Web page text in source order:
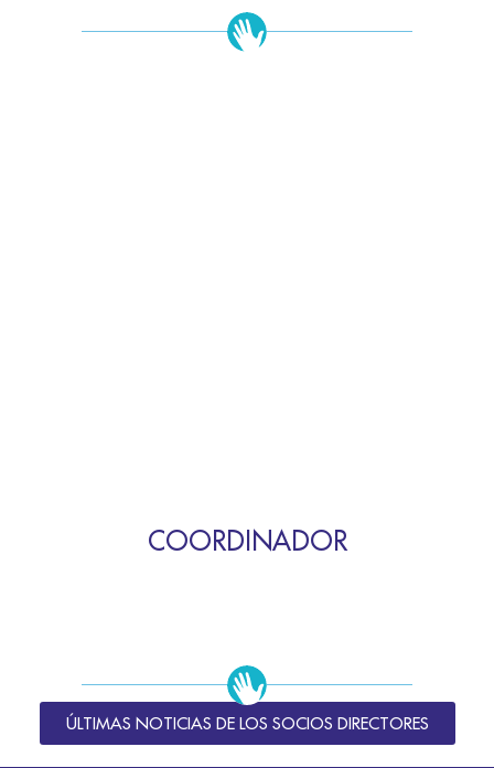
COORDINADOR
ÚLTIMAS NOTICIAS DE LOS SOCIOS DIRECTORES